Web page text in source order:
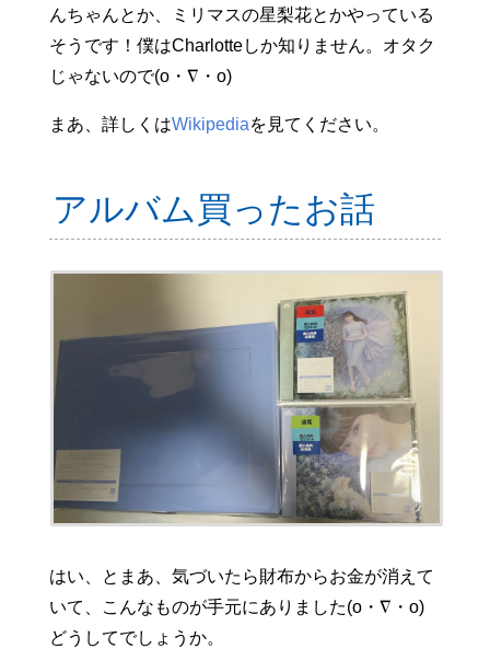
んちゃんとか、ミリマスの星梨花とかやっている
そうです！僕はCharlotteしか知りません。オタク
じゃないので(o・∇・o)
まあ、詳しくはWikipediaを見てください。
アルバム買ったお話
はい、とまあ、気づいたら財布からお金が消えて
いて、こんなものが手元にありました(o・∇・o)
どうしてでしょうか。